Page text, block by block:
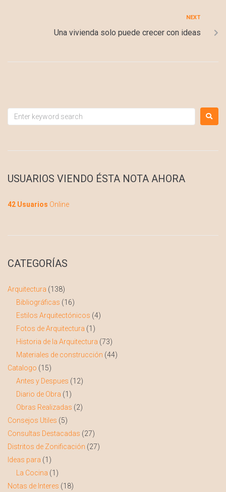
NEXT
Una vivienda solo puede crecer con ideas
USUARIOS VIENDO ÉSTA NOTA AHORA
42 Usuarios Online
CATEGORÍAS
Arquitectura (138)
Bibliográficas (16)
Estilos Arquitectónicos (4)
Fotos de Arquitectura (1)
Historia de la Arquitectura (73)
Materiales de construcción (44)
Catalogo (15)
Antes y Despues (12)
Diario de Obra (1)
Obras Realizadas (2)
Consejos Utiles (5)
Consultas Destacadas (27)
Distritos de Zonificación (27)
Ideas para (1)
La Cocina (1)
Notas de Interes (18)